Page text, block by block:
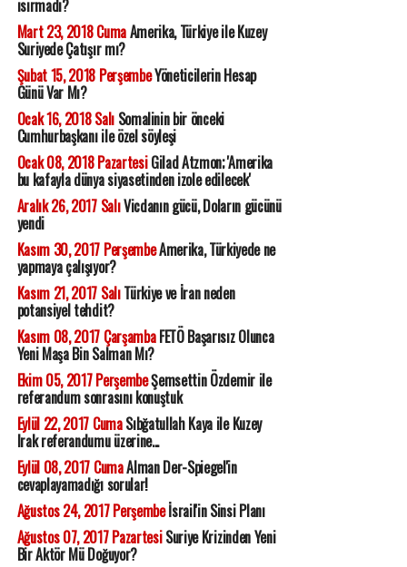
ısırmadı?
Mart 23, 2018 CumaAmerika, Türkiye ile Kuzey
Suriyede Çatışır mı?
Şubat 15, 2018 PerşembeYöneticilerin Hesap
Günü Var Mı?
Ocak 16, 2018 SalıSomalinin bir önceki
Cumhurbaşkanı ile özel söyleşi
Ocak 08, 2018 PazartesiGilad Atzmon; 'Amerika
bu kafayla dünya siyasetinden izole edilecek'
Aralık 26, 2017 SalıVicdanın gücü, Doların gücünü
yendi
Kasım 30, 2017 PerşembeAmerika, Türkiyede ne
yapmaya çalışıyor?
Kasım 21, 2017 SalıTürkiye ve İran neden
potansiyel tehdit?
Kasım 08, 2017 ÇarşambaFETÖ Başarısız Olunca
Yeni Maşa Bin Salman Mı?
Ekim 05, 2017 PerşembeŞemsettin Özdemir ile
referandum sonrasını konuştuk
Eylül 22, 2017 CumaSıbğatullah Kaya ile Kuzey
Irak referandumu üzerine...
Eylül 08, 2017 CumaAlman Der-Spiegel'in
cevaplayamadığı sorular!
Ağustos 24, 2017 Perşembeİsrail'in Sinsi Planı
Ağustos 07, 2017 PazartesiSuriye Krizinden Yeni
Bir Aktör Mü Doğuyor?